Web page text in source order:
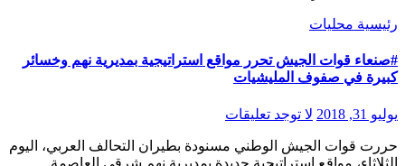
رئيسية محليات
#صنعاء قوات الجيش تحرر مواقع استراتيجية بمديرية نهم وخسائر
كبيرة في صفوف المليشيات
يوليو 31, 2018 لا توجد تعليقات
حررت قوات الجيش الوطني مسنودة بطيران التحالف العربي، اليوم
الثلاثاء، مواقع استراتيجية جديدة بمديرية نهم شرقي العاصمة